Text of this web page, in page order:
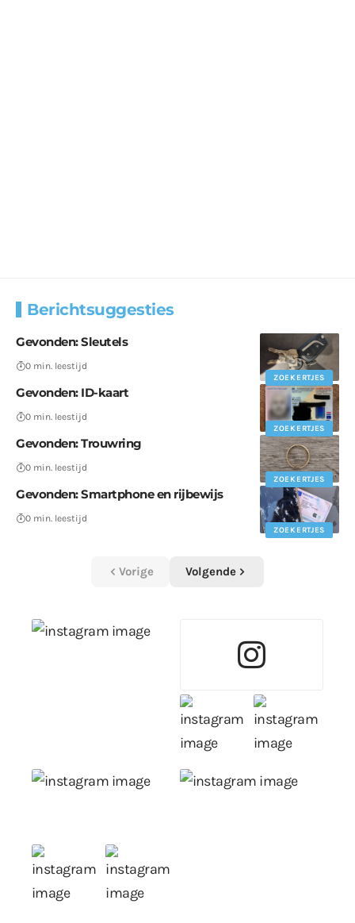
Berichtsuggesties
ZOEKERTJES
Gevonden: Sleutels
0 min. leestijd
ZOEKERTJES
Gevonden: ID-kaart
0 min. leestijd
ZOEKERTJES
Gevonden: Trouwring
0 min. leestijd
ZOEKERTJES
Gevonden: Smartphone en rijbewijs
0 min. leestijd
Vorige Volgende